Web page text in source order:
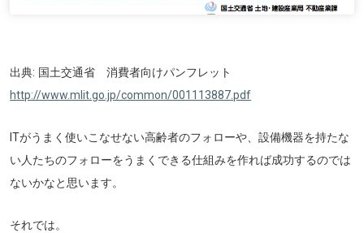
出典: 国土交通省 消費者向けパンフレット
http://www.mlit.go.jp/common/001113887.pdf
ITがうまく使いこなせない高齢者のフォローや、設備機器を持たな
い人たちのフォローをうまくできる仕組みを作れば成功するのでは
ないかなと思います。
それでは。